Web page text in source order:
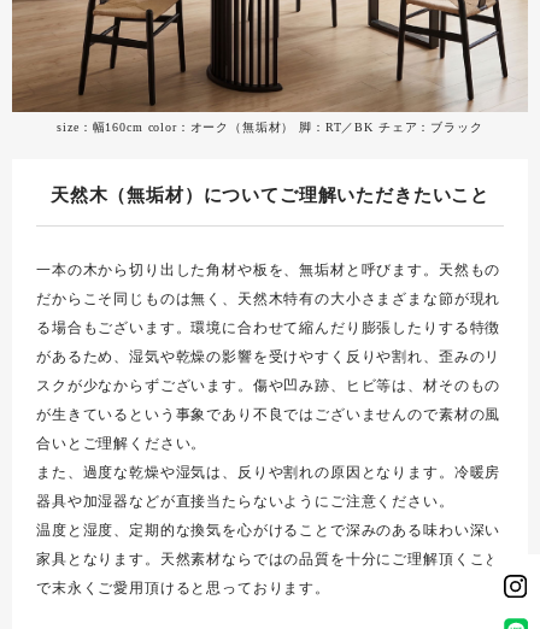
size：幅160cm color：オーク（無垢材） 脚：RT／BK チェア：ブラック
天然木（無垢材）についてご理解いただきたいこと
一本の木から切り出した角材や板を、無垢材と呼びます。天然もの
だからこそ同じものは無く、天然木特有の大小さまざまな節が現れ
る場合もございます。環境に合わせて縮んだり膨張したりする特徴
があるため、湿気や乾燥の影響を受けやすく反りや割れ、歪みのリ
スクが少なからずございます。傷や凹み跡、ヒビ等は、材そのもの
が生きているという事象であり不良ではございませんので素材の風
合いとご理解ください。
また、過度な乾燥や湿気は、反りや割れの原因となります。冷暖房
器具や加湿器などが直接当たらないようにご注意ください。
温度と湿度、定期的な換気を心がけることで深みのある味わい深い
家具となります。天然素材ならではの品質を十分にご理解頂くこと
で末永くご愛用頂けると思っております。